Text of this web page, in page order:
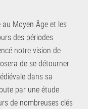
au Moyen Âge et les
des périodes
notre vision de
de se détourner
dans sa
par une étude
de nombreuses clés